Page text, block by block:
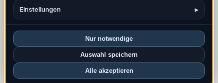
Einstellungen ▸
Nur notwendige
Auswahl speichern
Alle akzeptieren
Überblick Karte Aktuell Diagramme Top-Regionen
FAQ
Beben diesen Monat
0